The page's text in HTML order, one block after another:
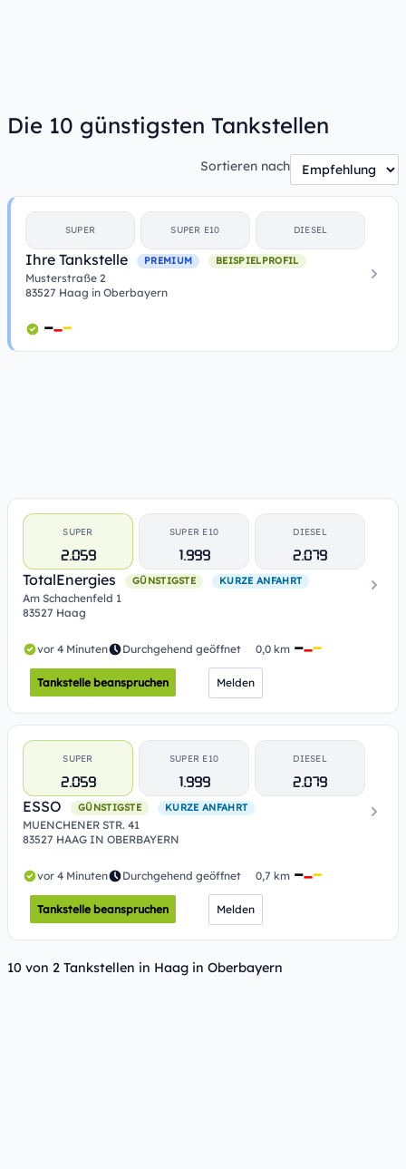
Die 10 günstigsten Tankstellen
Sortieren nach
SUPER SUPER E10 DIESEL
Ihre Tankstelle PREMIUM BEISPIELPROFIL
Musterstraße 2
83527 Haag in Oberbayern
SUPER
2.059
SUPER E10
1.999
DIESEL
2.079
TotalEnergies
GÜNSTIGSTE KURZE ANFAHRT
Am Schachenfeld 1
83527 Haag
vor 4 Minuten Durchgehend geöffnet 0,0 km
Tankstelle beanspruchen Melden
SUPER
2.059
SUPER E10
1.999
DIESEL
2.079
ESSO
GÜNSTIGSTE KURZE ANFAHRT
MUENCHENER STR. 41
83527 HAAG IN OBERBAYERN
vor 4 Minuten Durchgehend geöffnet 0,7 km
Tankstelle beanspruchen Melden
10 von 2 Tankstellen in Haag in Oberbayern